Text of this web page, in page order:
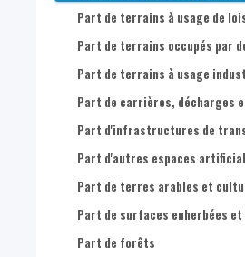
Part de superficie occupée par
Part de superficie occupée par
Part de superficie occupée par
Part de superficie occupée par
Part de superficie occupée par
Part de superficie occupée par
Part de terrains à usage de
Part de terrains occupés par
Part de terrains à usage
Part de carrières, décharges
Part d'infrastructures de
Part d'autres espaces
Part de terres arables et
Part de surfaces enherbées
Part de forêts